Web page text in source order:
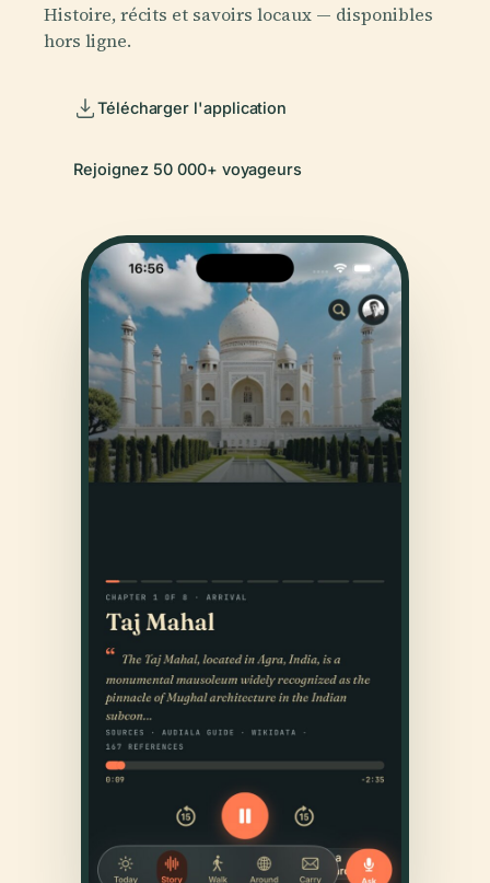
Histoire, récits et savoirs locaux — disponibles
hors ligne.
Télécharger l'application
Rejoignez 50 000+ voyageurs